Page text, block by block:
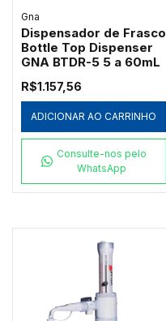
Gna
Dispensador de Frasco
Bottle Top Dispenser
GNA BTDR-5 5 a 60mL
R$1.157,56
ADICIONAR AO CARRINHO
Consulte-nos pelo
WhatsApp